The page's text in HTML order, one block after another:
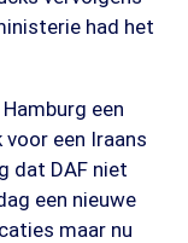
had het
een
een Iraans
dat DAF niet
een nieuwe
maar nu